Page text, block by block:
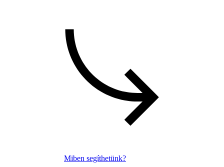
Miben segíthetünk?